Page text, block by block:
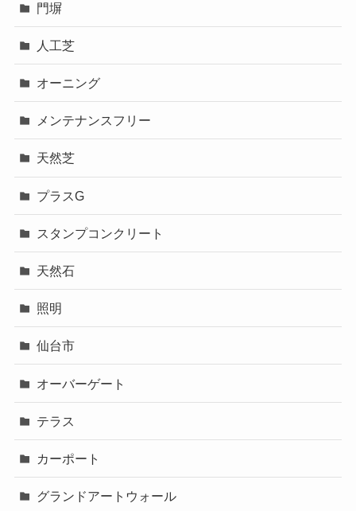
門塀
人工芝
オーニング
メンテナンスフリー
天然芝
プラスG
スタンプコンクリート
天然石
照明
仙台市
オーバーゲート
テラス
カーポート
グランドアートウォール